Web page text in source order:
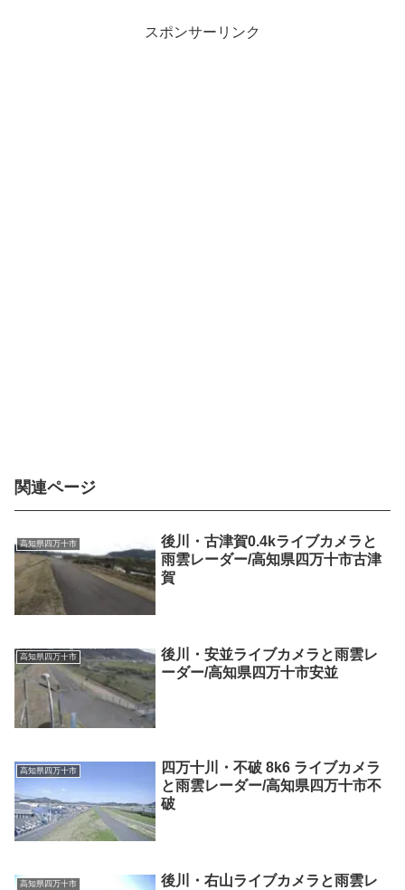
スポンサーリンク
関連ページ
高知県四万十市
後川・古津賀0.4kライブカメラと
雨雲レーダー/高知県四万十市古津
賀
高知県四万十市
後川・安並ライブカメラと雨雲レ
ーダー/高知県四万十市安並
高知県四万十市
四万十川・不破 8k6 ライブカメラ
と雨雲レーダー/高知県四万十市不
破
高知県四万十市
後川・右山ライブカメラと雨雲レ